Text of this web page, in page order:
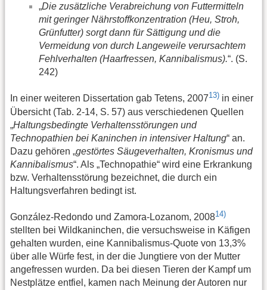
„Die zusätzliche Verabreichung von Futtermitteln
mit geringer Nährstoffkonzentration (Heu, Stroh,
Grünfutter) sorgt dann für Sättigung und die
Vermeidung von durch Langeweile verursachtem
Fehlverhalten (Haarfressen, Kannibalismus).“. (S.
242)
In einer weiteren Dissertation gab Tetens, 200713) in einer
Übersicht (Tab. 2-14, S. 57) aus verschiedenen Quellen
„Haltungsbedingte Verhaltensstörungen und
Technopathien bei Kaninchen in intensiver Haltung“ an.
Dazu gehören „gestörtes Säugeverhalten, Kronismus und
Kannibalismus“. Als „Technopathie“ wird eine Erkrankung
bzw. Verhaltensstörung bezeichnet, die durch ein
Haltungsverfahren bedingt ist.
González-Redondo und Zamora-Lozanom, 200814)
stellten bei Wildkaninchen, die versuchsweise in Käfigen
gehalten wurden, eine Kannibalismus-Quote von 13,3%
über alle Würfe fest, in der die Jungtiere von der Mutter
angefressen wurden. Da bei diesen Tieren der Kampf um
Nestplätze entfiel, kamen nach Meinung der Autoren nur